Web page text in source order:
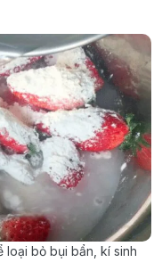
loại bỏ bụi bẩn, kí sinh